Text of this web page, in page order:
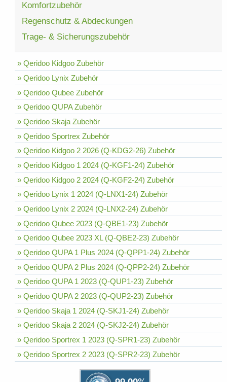
Komfortzubehör
Regenschutz & Abdeckungen
Trage- & Sicherungszubehör
» Qeridoo Kidgoo Zubehör
» Qeridoo Lynix Zubehör
» Qeridoo Qubee Zubehör
» Qeridoo QUPA Zubehör
» Qeridoo Skaja Zubehör
» Qeridoo Sportrex Zubehör
» Qeridoo Kidgoo 2 2026 (Q-KDG2-26) Zubehör
» Qeridoo Kidgoo 1 2024 (Q-KGF1-24) Zubehör
» Qeridoo Kidgoo 2 2024 (Q-KGF2-24) Zubehör
» Qeridoo Lynix 1 2024 (Q-LNX1-24) Zubehör
» Qeridoo Lynix 2 2024 (Q-LNX2-24) Zubehör
» Qeridoo Qubee 2023 (Q-QBE1-23) Zubehör
» Qeridoo Qubee 2023 XL (Q-QBE2-23) Zubehör
» Qeridoo QUPA 1 Plus 2024 (Q-QPP1-24) Zubehör
» Qeridoo QUPA 2 Plus 2024 (Q-QPP2-24) Zubehör
» Qeridoo QUPA 1 2023 (Q-QUP1-23) Zubehör
» Qeridoo QUPA 2 2023 (Q-QUP2-23) Zubehör
» Qeridoo Skaja 1 2024 (Q-SKJ1-24) Zubehör
» Qeridoo Skaja 2 2024 (Q-SKJ2-24) Zubehör
» Qeridoo Sportrex 1 2023 (Q-SPR1-23) Zubehör
» Qeridoo Sportrex 2 2023 (Q-SPR2-23) Zubehör